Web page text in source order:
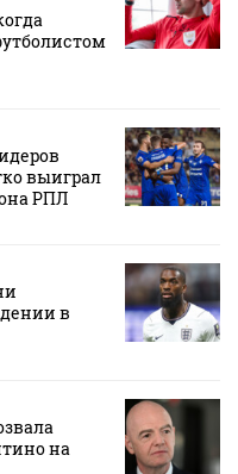
выиграл
РПЛ
в
на